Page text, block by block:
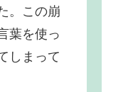
。この崩
葉を使っ
しまって